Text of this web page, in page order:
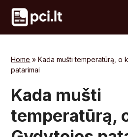
Skip
content
Home »Kada mušti temperatūrą, o
patarimai
Kada mušti
temperatūrą,